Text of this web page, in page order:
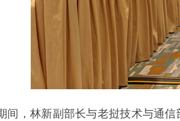
间，林新副部长与老挝技术与通